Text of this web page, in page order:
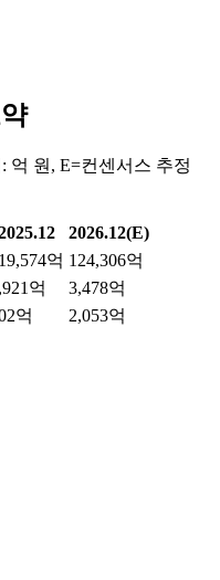
억 원, E=컨센서스 추정
2026.12(E)
억 124,306억
억
3,478억
억
2,053억